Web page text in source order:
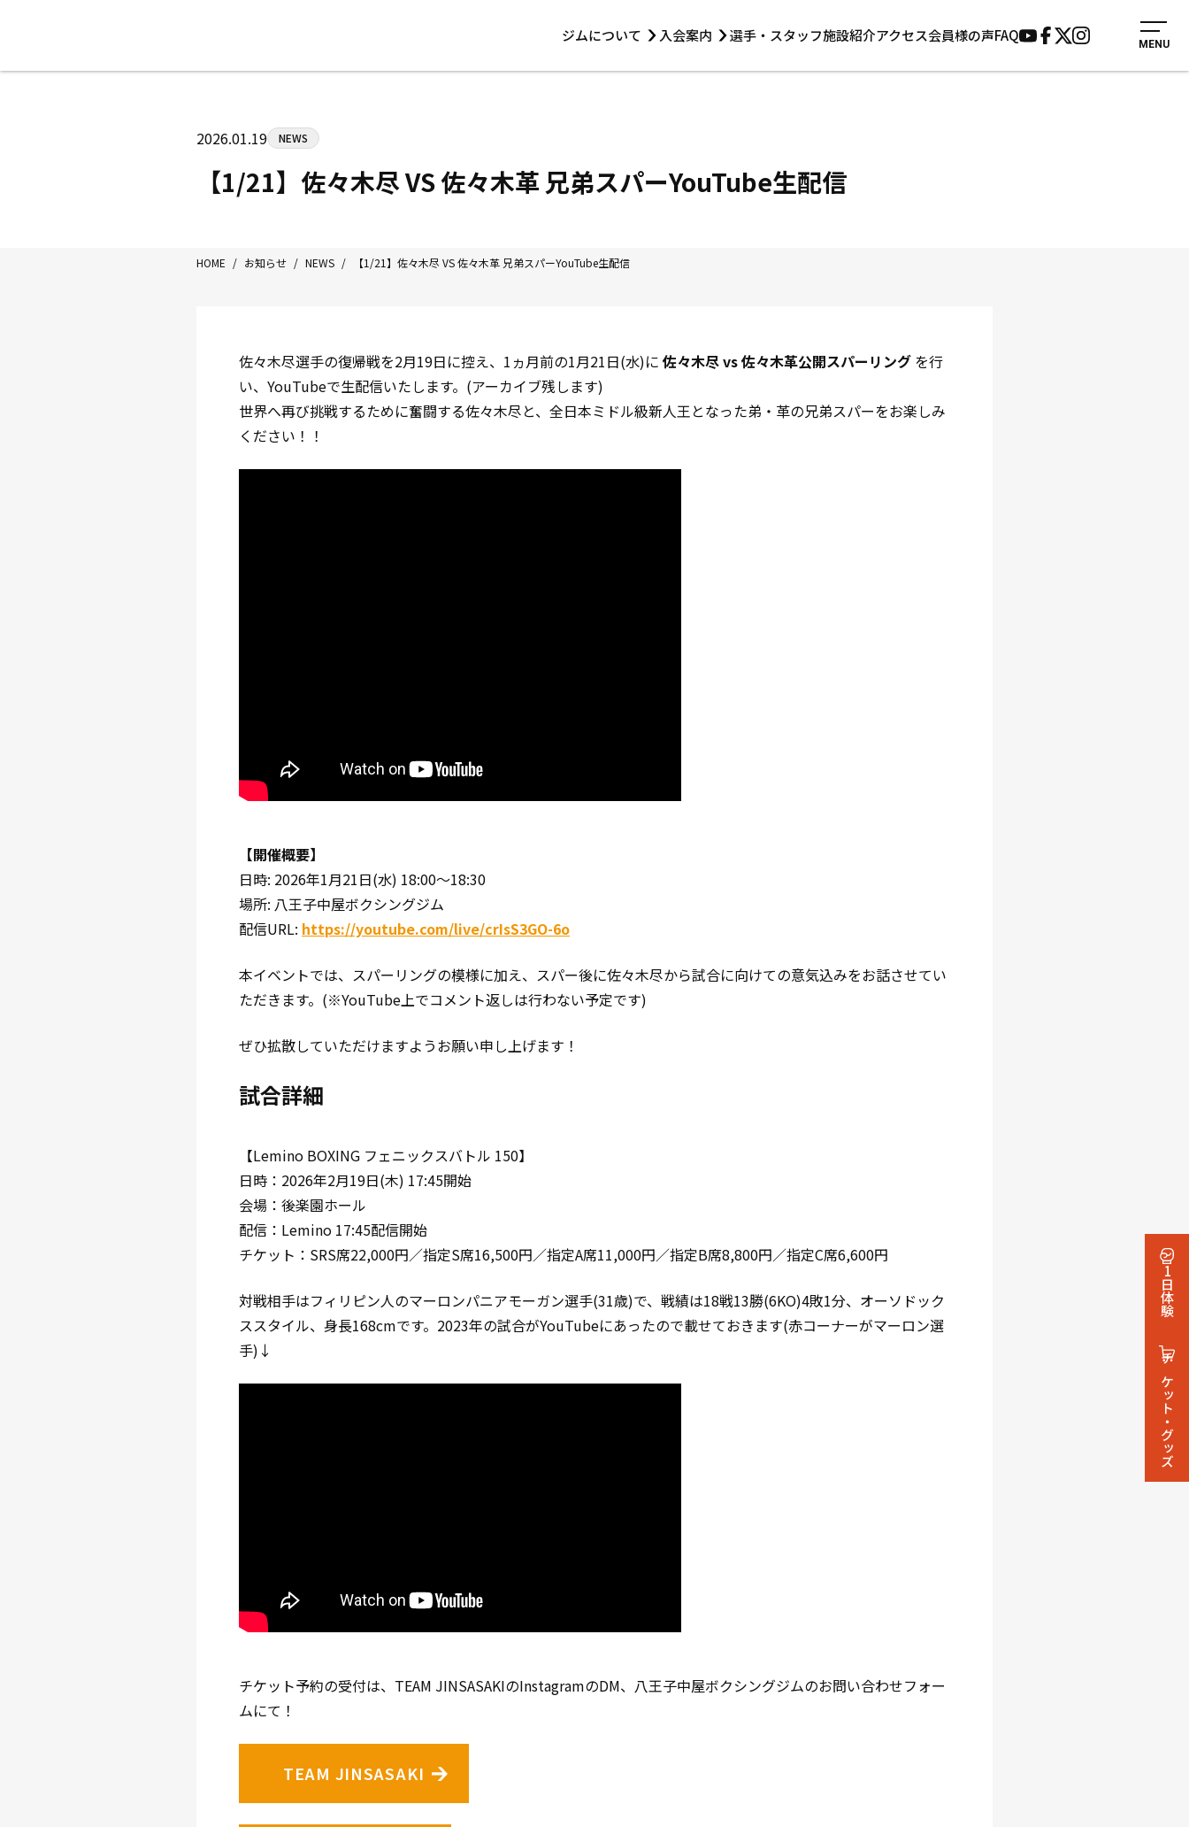
1日体験
チケット・グッズ
ジムについて 入会案内 選手・スタッフ施設紹介アクセス会員様の声FAQ MENU
Tel/Fax：042-622-7222
選手・スタッフ
アクセス
2026.01.19 NEWS
【1/21】佐々木尽 VS 佐々木革 兄弟スパーYouTube生配信
HOME / お知らせ / NEWS / 【1/21】佐々木尽 VS 佐々木革 兄弟スパーYouTube生配信
佐々木尽選手の復帰戦を2月19日に控え、1ヵ月前の1月21日(水)に 佐々木尽 vs 佐々木革公開スパーリング を行
い、YouTubeで生配信いたします。(アーカイブ残します)
世界へ再び挑戦するために奮闘する佐々木尽と、全日本ミドル級新人王となった弟・革の兄弟スパーをお楽しみ
ください！！
【開催概要】
日時: 2026年1月21日(水) 18:00～18:30
場所: 八王子中屋ボクシングジム
配信URL: https://youtube.com/live/crIsS3GO-6o
本イベントでは、スパーリングの模様に加え、スパー後に佐々木尽から試合に向けての意気込みをお話させてい
ただきます。(※YouTube上でコメント返しは行わない予定です)
ぜひ拡散していただけますようお願い申し上げます！
試合詳細
【Lemino BOXING フェニックスバトル 150】
日時：2026年2月19日(木) 17:45開始
会場：後楽園ホール
配信：Lemino 17:45配信開始
チケット：SRS席22,000円／指定S席16,500円／指定A席11,000円／指定B席8,800円／指定C席6,600円
対戦相手はフィリピン人のマーロンパニアモーガン選手(31歳)で、戦績は18戦13勝(6KO)4敗1分、オーソドック
ススタイル、身長168cmです。2023年の試合がYouTubeにあったので載せておきます(赤コーナーがマーロン選
手)↓
チケット予約の受付は、TEAM JINSASAKIのInstagramのDM、八王子中屋ボクシングジムのお問い合わせフォー
ムにて！
TEAM JINSASAKI